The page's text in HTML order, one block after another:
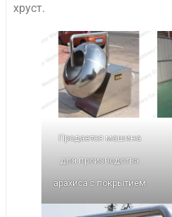
хруст.
Продается машина
для производства
арахиса с покрытием